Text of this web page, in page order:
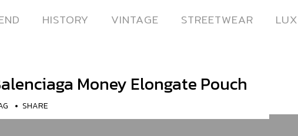
HISTORY
HISTORY VINTAGE
VINTAGE STREETWEAR
STREETWEAR
Money Elongate Pouch
SHARE